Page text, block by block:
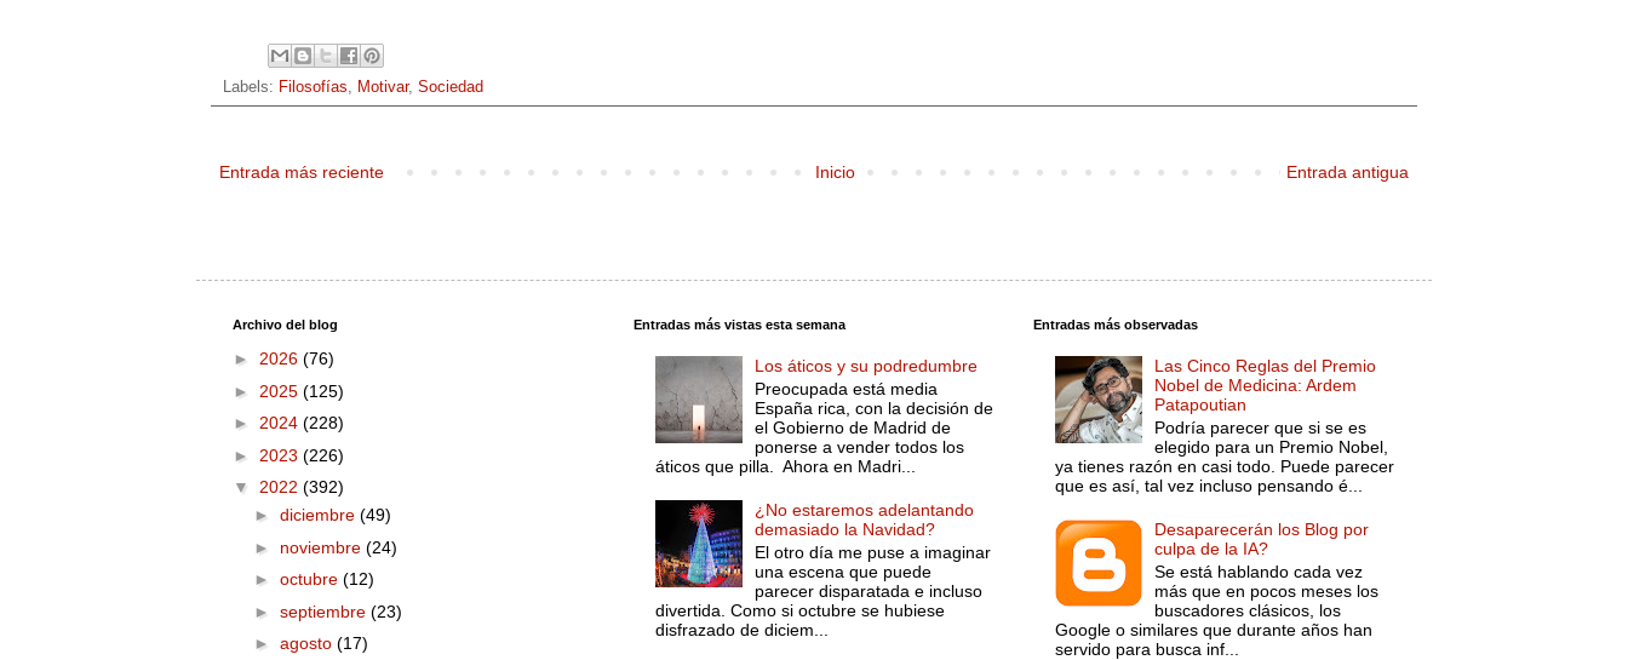
Labels: Filosofías Motivar, Sociedad
Entrada más reciente Entrada antigua
Inicio
Archivo del blog
► 2026 (76)
► 2025 (125)
► 2024 (228)
► 2023 (226)
▼ 2022 (392)
► diciembre (49)
► noviembre (24)
► octubre (12)
► septiembre (23)
► agosto (17)
Entradas más vistas esta semana
Los áticos y su podredumbre
Preocupada está media
España rica, con la decisión de
el Gobierno de Madrid de
ponerse a vender todos los
áticos que pilla. Ahora en Madri...
¿No estaremos adelantando
demasiado la Navidad?
El otro día me puse a imaginar
una escena que puede
parecer disparatada e incluso
divertida. Como si octubre se hubiese
disfrazado de diciem...
Entradas más observadas
Las Cinco Reglas del Premio
Nobel de Medicina: Ardem
Patapoutian
Podría parecer que si se es
elegido para un Premio Nobel,
ya tienes razón en casi todo. Puede parecer
que es así, tal vez incluso pensando é...
Desaparecerán los Blog por
culpa de la IA?
Se está hablando cada vez
más que en pocos meses los
buscadores clásicos, los
Google o similares que durante años han
servido para busca inf...